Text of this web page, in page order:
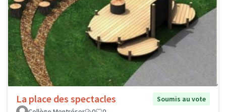
La place des spectacles
Soumis au vote